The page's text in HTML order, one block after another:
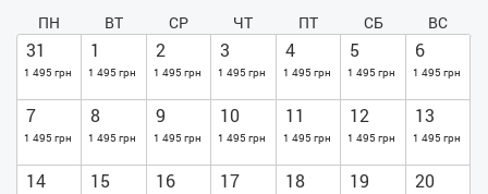
ПН ВТ СР ЧТ ПТ СБ ВС
31
1 495 грн
1
1 495 грн
2
1 495 грн
3
1 495 грн
4
1 495 грн
5
1 495 грн
6
1 495 грн
7
1 495 грн
8
1 495 грн
9
1 495 грн
10
1 495 грн
11
1 495 грн
12
1 495 грн
13
1 495 грн
14 15 16 17 18 19 20